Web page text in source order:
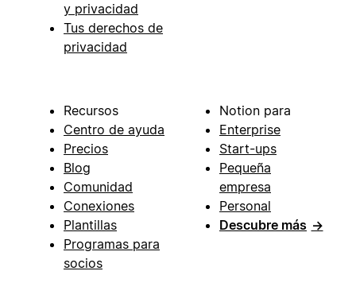
y privacidad
Tus derechos de
privacidad
Recursos
Centro de ayuda
Precios
Blog
Comunidad
Conexiones
Plantillas
Programas para
socios
Notion para
Enterprise
Start-ups
Pequeña
empresa
Personal
Descubre más →